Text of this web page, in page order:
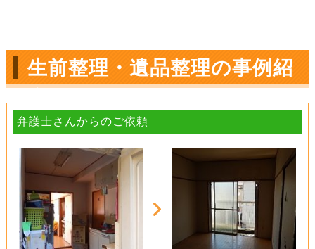
生前整理・遺品整理の事例紹
介
弁護士さんからのご依頼